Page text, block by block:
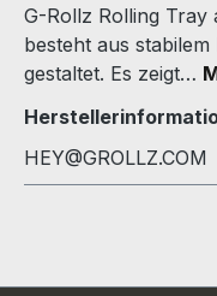
G-Rollz Rolling Tray
besteht aus
gestaltet. Es zeigt…
HEY@GROLLZ.COM